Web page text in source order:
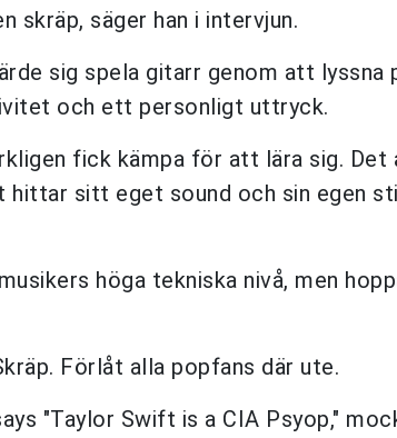
skräp, säger han i intervjun.
sig spela gitarr genom att lyssna
och ett personligt uttryck.
fick kämpa för att lära sig. Det
sitt eget sound och sin egen
höga tekniska nivå, men
Förlåt alla popfans där ute.
"Taylor Swift is a CIA Psyop,"